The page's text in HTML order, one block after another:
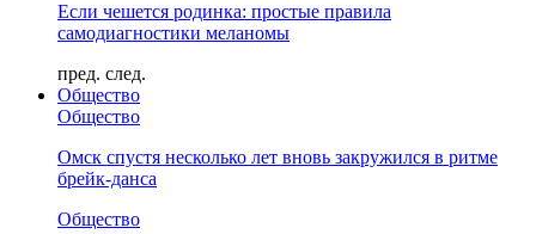
Если чешется родинка: простые правила
самодиагностики меланомы
пред. след.
Общество
Общество
Омск спустя несколько лет вновь закружился в ритме
брейк-данса
Общество